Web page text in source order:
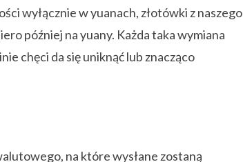
wyłącznie w yuanach, złotówki z naszego
później na yuany. Każda taka wymiana
chęci da się uniknąć lub znacząco
na które wysłane zostaną